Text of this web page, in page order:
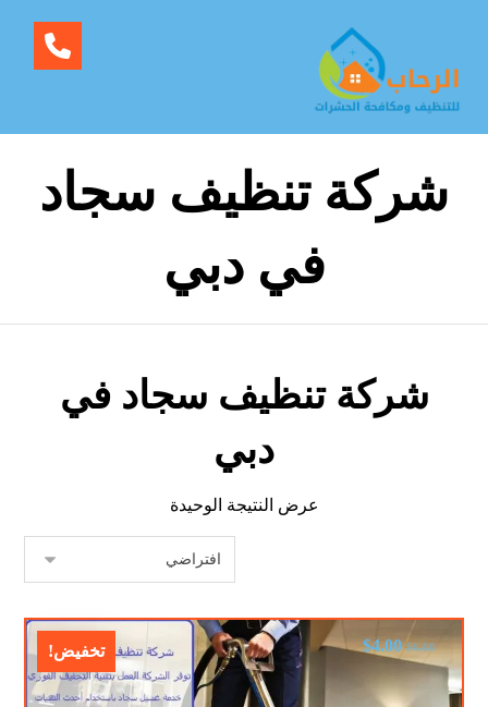
شركة تنظيف سجاد
في دبي
شركة تنظيف سجاد في
دبي
عرض النتيجة الوحيدة
تخفيض! $6.00
$4.00